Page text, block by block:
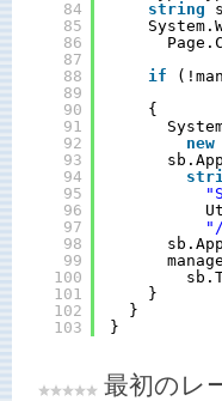
84
85
86
87
88
89
90
91
92
93
94
95
96
97
98
99
100
101
102
103
string
if
{
new
}
}
}
最初のレ